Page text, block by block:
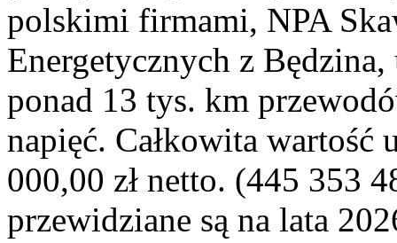
polskimi firmami, NPA
Energetycznych z
ponad 13 tys. km
napięć. Całkowita
000,00 zł netto. (445 353
przewidziane są na lata